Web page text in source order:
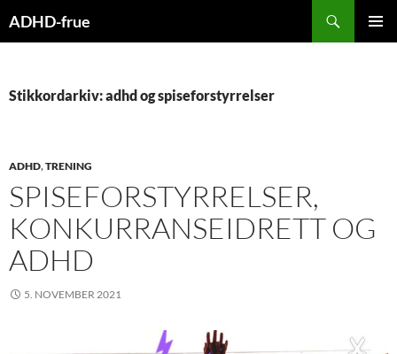
tilADHD-frue
Stikkordarkiv: adhd og spiseforstyrrelser
ADHD,TRENING
SPISEFORSTYRRELSER,
KONKURRANSEIDRETT OG
ADHD
5. NOVEMBER 2021